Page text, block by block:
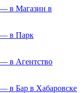
в Магазин в
в Парк
в Агентство
в Бар в Хабаровске